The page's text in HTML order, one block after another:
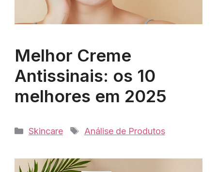
Melhor Creme
Antissinais: os 10
melhores em 2025
Categorias
Skincare Tags
Análise de Produtos